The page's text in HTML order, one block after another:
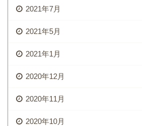
2021年7月
2021年5月
2021年1月
2020年12月
2020年11月
2020年10月